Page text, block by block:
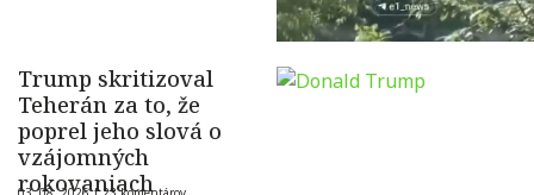
Trump skritizoval
Teherán za to, že
poprel jeho slová o
vzájomných
rokovaniach